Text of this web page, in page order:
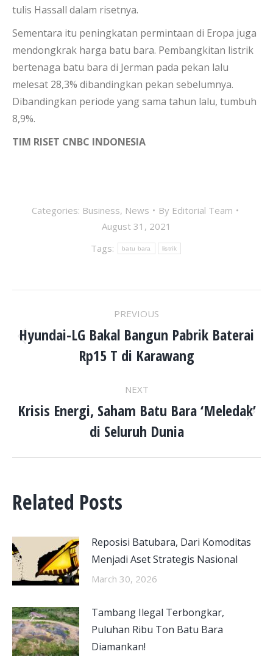
tulis Hassall dalam risetnya.
Sementara itu peningkatan permintaan di Eropa juga
mendongkrak harga batu bara. Pembangkitan listrik
bertenaga batu bara di Jerman pada pekan lalu
melesat 28,3% dibandingkan pekan sebelumnya.
Dibandingkan periode yang sama tahun lalu, tumbuh
8,9%.
TIM RISET CNBC INDONESIA
Categories: Business, News By Editorial Team
August 31, 2021
Tags:
batu bara listrik
NAVIGATION
PREVIOUS
Previous
post:
Hyundai-LG Bakal Bangun Pabrik Baterai
Rp15 T di Karawang
NEXT
Next
post:
Krisis Energi, Saham Batu Bara ‘Meledak’
di Seluruh Dunia
Related Posts
Reposisi Batubara, Dari Komoditas
Menjadi Aset Strategis Nasional
March 30, 2026
Tambang Ilegal Terbongkar,
Puluhan Ribu Ton Batu Bara
Diamankan!